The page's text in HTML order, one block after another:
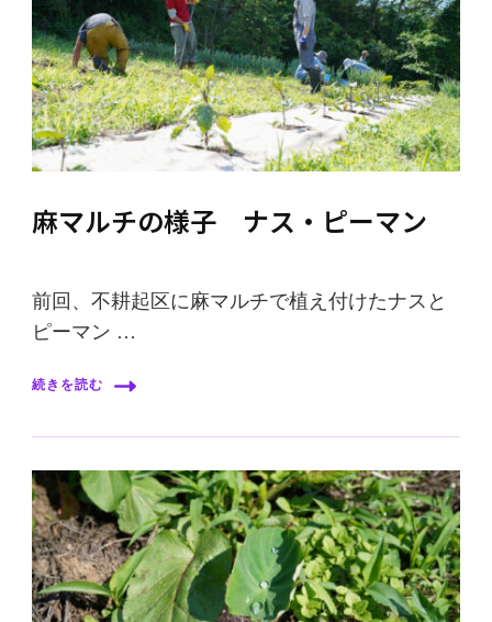
麻マルチの様子 ナス・ピーマン
前回、不耕起区に麻マルチで植え付けたナスと
ピーマン …
続きを読む